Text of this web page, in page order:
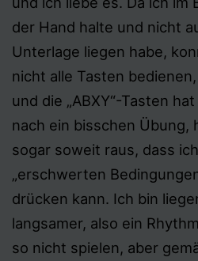
der Hand halte und nicht
Unterlage liegen habe,
nicht alle Tasten
und die „ABXY“-Tasten
nach ein bisschen Übung,
sogar soweit raus, dass
„erschwerten
drücken kann. Ich bin
langsamer, also ein
so nicht spielen, aber